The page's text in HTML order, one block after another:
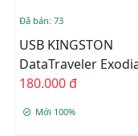
Đã bán: 73
USB KINGSTON
DataTraveler
Onyx 64GB USB 3.2
180.000 đ
Mới 100%